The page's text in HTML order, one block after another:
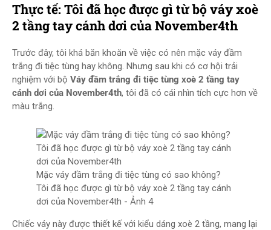
Thực tế: Tôi đã học được gì từ bộ váy xoè
2 tầng tay cánh dơi của November4th
Trước đây, tôi khá băn khoăn về việc có nên mặc váy đầm
trắng đi tiệc tùng hay không. Nhưng sau khi có cơ hội trải
nghiệm với bộ Váy đầm trắng đi tiệc tùng xoè 2 tầng tay
cánh dơi của November4th, tôi đã có cái nhìn tích cực hơn về
màu trắng.
Mặc váy đầm trắng đi tiệc tùng có sao không?
Tôi đã học được gì từ bộ váy xoè 2 tầng tay cánh
dơi của November4th - Ảnh 4
Chiếc váy này được thiết kế với kiểu dáng xoè 2 tầng, mang lại